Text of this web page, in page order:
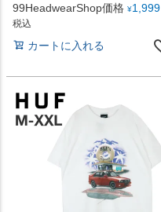
99HeadwearShop価格 ¥1,999
税込
カートに入れる